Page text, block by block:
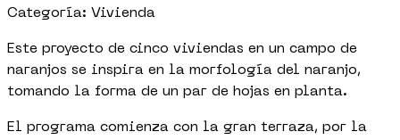
Categoría: Vivienda
Este proyecto de cinco viviendas en un campo de
naranjos se inspira en la morfología del naranjo,
tomando la forma de un par de hojas en planta.
El programa comienza con la gran terraza, por la